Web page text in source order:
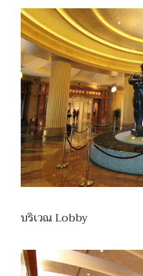
บริเวณ Lobby